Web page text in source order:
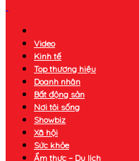
Video
Kinh tế
Top thương hiệu
Doanh nhân
Bất động sản
Nơi tôi sống
Showbiz
Xã hội
Sức khỏe
Ẩm thực – Du lịch